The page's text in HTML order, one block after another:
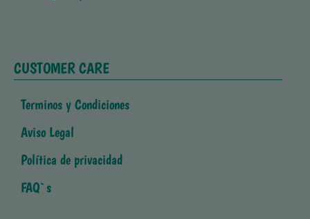
CUSTOMER CARE
Terminos y Condiciones
Aviso Legal
Política de privacidad
FAQ`s